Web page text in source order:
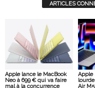
ARTICLES
Apple lance le MacBook
Neo à 699 € qui va faire
mal à la concurrence
Apple
Air